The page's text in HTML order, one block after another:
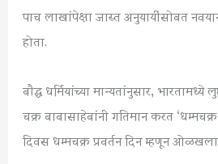
पाच लाखांपेक्षा जास्त अनुयायींसोबत
होता.
बौद्ध धर्मियांच्या मान्यतांनुसार,
चक्र बाबासाहेबांनी गतिमान करत
दिवस धम्मचक्र प्रवर्तन दिन म्हणून